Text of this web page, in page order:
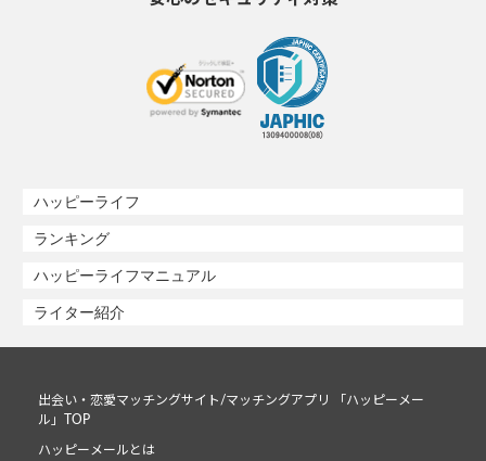
ハッピーライフ
ランキング
ハッピーライフマニュアル
ライター紹介
出会い・恋愛マッチングサイト/マッチングアプリ 「ハッピーメー
ル」TOP
ハッピーメールとは